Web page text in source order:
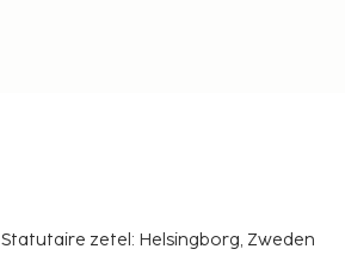
Statutaire zetel: Helsingborg, Zweden